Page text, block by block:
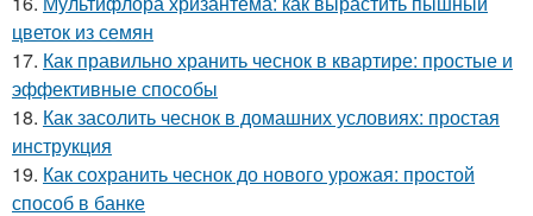
цветок из семян
17. Как правильно хранить чеснок в квартире: простые и
эффективные способы
18. Как засолить чеснок в домашних условиях: простая
инструкция
19. Как сохранить чеснок до нового урожая: простой
способ в банке